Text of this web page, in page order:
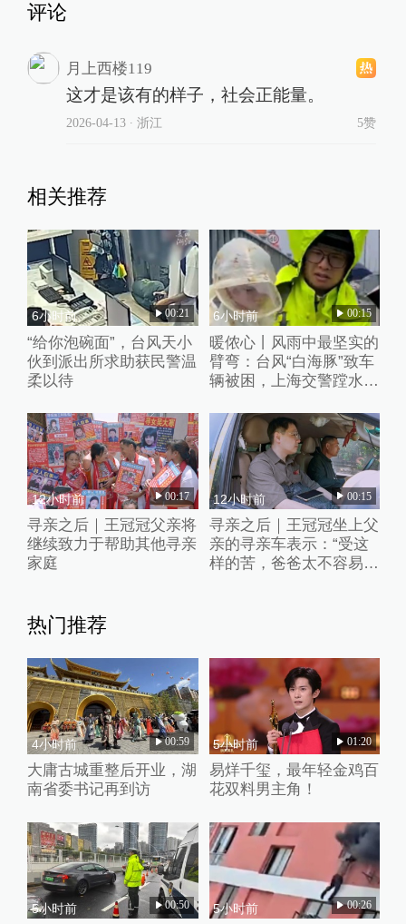
评论
月上西楼119
这才是该有的样子，社会正能量。
2026-04-13∙ 浙江 5赞
相关推荐
6小时前 00:21
“给你泡碗面”，台风天小
伙到派出所求助获民警温
柔以待
6小时前 00:15
暖侬心丨风雨中最坚实的
臂弯：台风“白海豚”致车
辆被困，上海交警蹚水抱
12小时前 00:17
寻亲之后｜王冠冠父亲将
继续致力于帮助其他寻亲
家庭
12小时前 00:15
寻亲之后｜王冠冠坐上父
亲的寻亲车表示：“受这
样的苦，爸爸太不容易
热门推荐
4小时前 00:59
大庸古城重整后开业，湖
南省委书记再到访
5小时前 01:20
易烊千玺，最年轻金鸡百
花双料男主角！
5小时前 00:50 5小时前 00:26